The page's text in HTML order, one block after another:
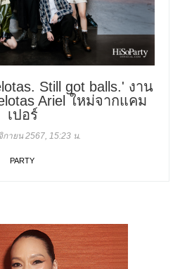
Still got balls.' งาน
Ariel ใหม่จากแคม
เปอร์
ายน 2567, 15:23 น.
PARTY